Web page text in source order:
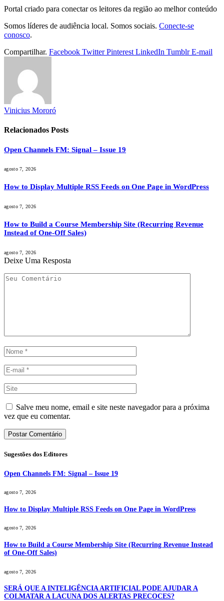
Portal criado para conectar os leitores da região ao melhor conteúdo
Somos líderes de audiência local. Somos sociais. Conecte-se
conosco.
Compartilhar. Facebook Twitter Pinterest LinkedIn Tumblr E-mail
Vinicius Mororó
Relacionados Posts
Open Channels FM: Signal – Issue 19
agosto 7, 2026
How to Display Multiple RSS Feeds on One Page in WordPress
agosto 7, 2026
How to Build a Course Membership Site (Recurring Revenue
Instead of One-Off Sales)
agosto 7, 2026
Deixe Uma Resposta
Salve meu nome, email e site neste navegador para a próxima
vez que eu comentar.
Sugestões dos Editores
Open Channels FM: Signal – Issue 19
agosto 7, 2026
How to Display Multiple RSS Feeds on One Page in WordPress
agosto 7, 2026
How to Build a Course Membership Site (Recurring Revenue Instead
of One-Off Sales)
agosto 7, 2026
SERÁ QUE A INTELIGÊNCIA ARTIFICIAL PODE AJUDAR A
COLMATAR A LACUNA DOS ALERTAS PRECOCES?